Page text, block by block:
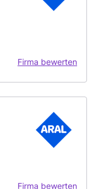
Firma bewerten
Firma bewerten